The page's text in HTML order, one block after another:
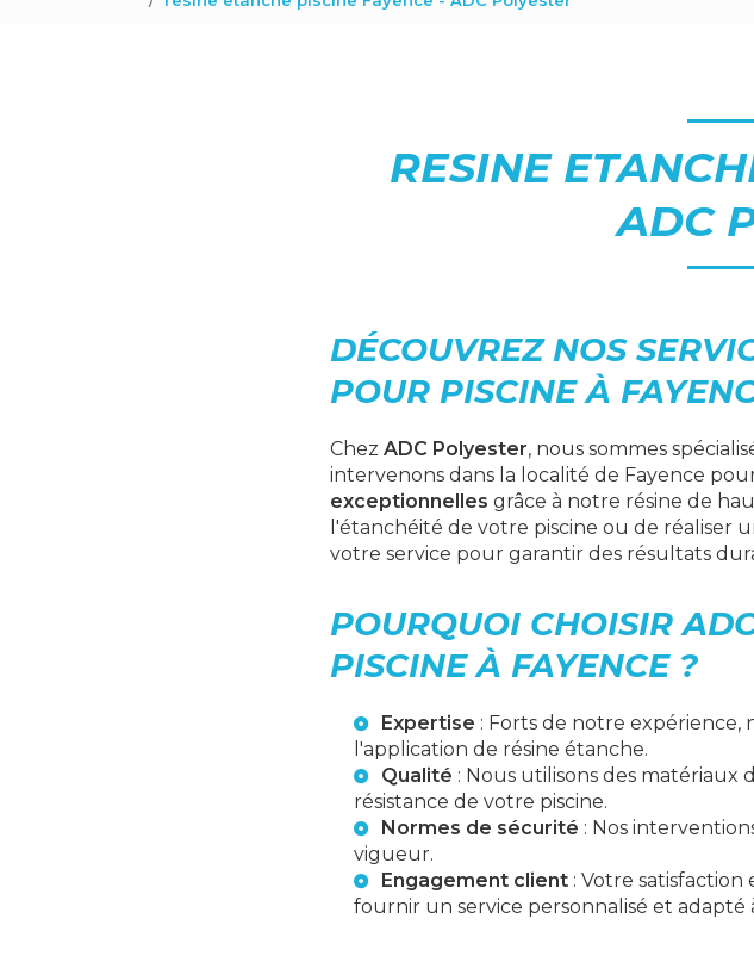
RESINE
ADC
DÉCOUVREZ NOS
POUR PISCINE À
Chez ADC Polyester, nous sommes
intervenons dans la localité de Fayence
exceptionnelles grâce à notre résine de
l'étanchéité de votre piscine ou de réaliser
votre service pour garantir des résultats
POURQUOI CHOISIR
PISCINE À FAYENCE ?
Expertise : Forts de notre expérience,
l'application de résine étanche.
Qualité : Nous utilisons des
résistance de votre piscine.
Normes de sécurité : Nos
vigueur.
Engagement client : Votre
fournir un service personnalisé et adapté